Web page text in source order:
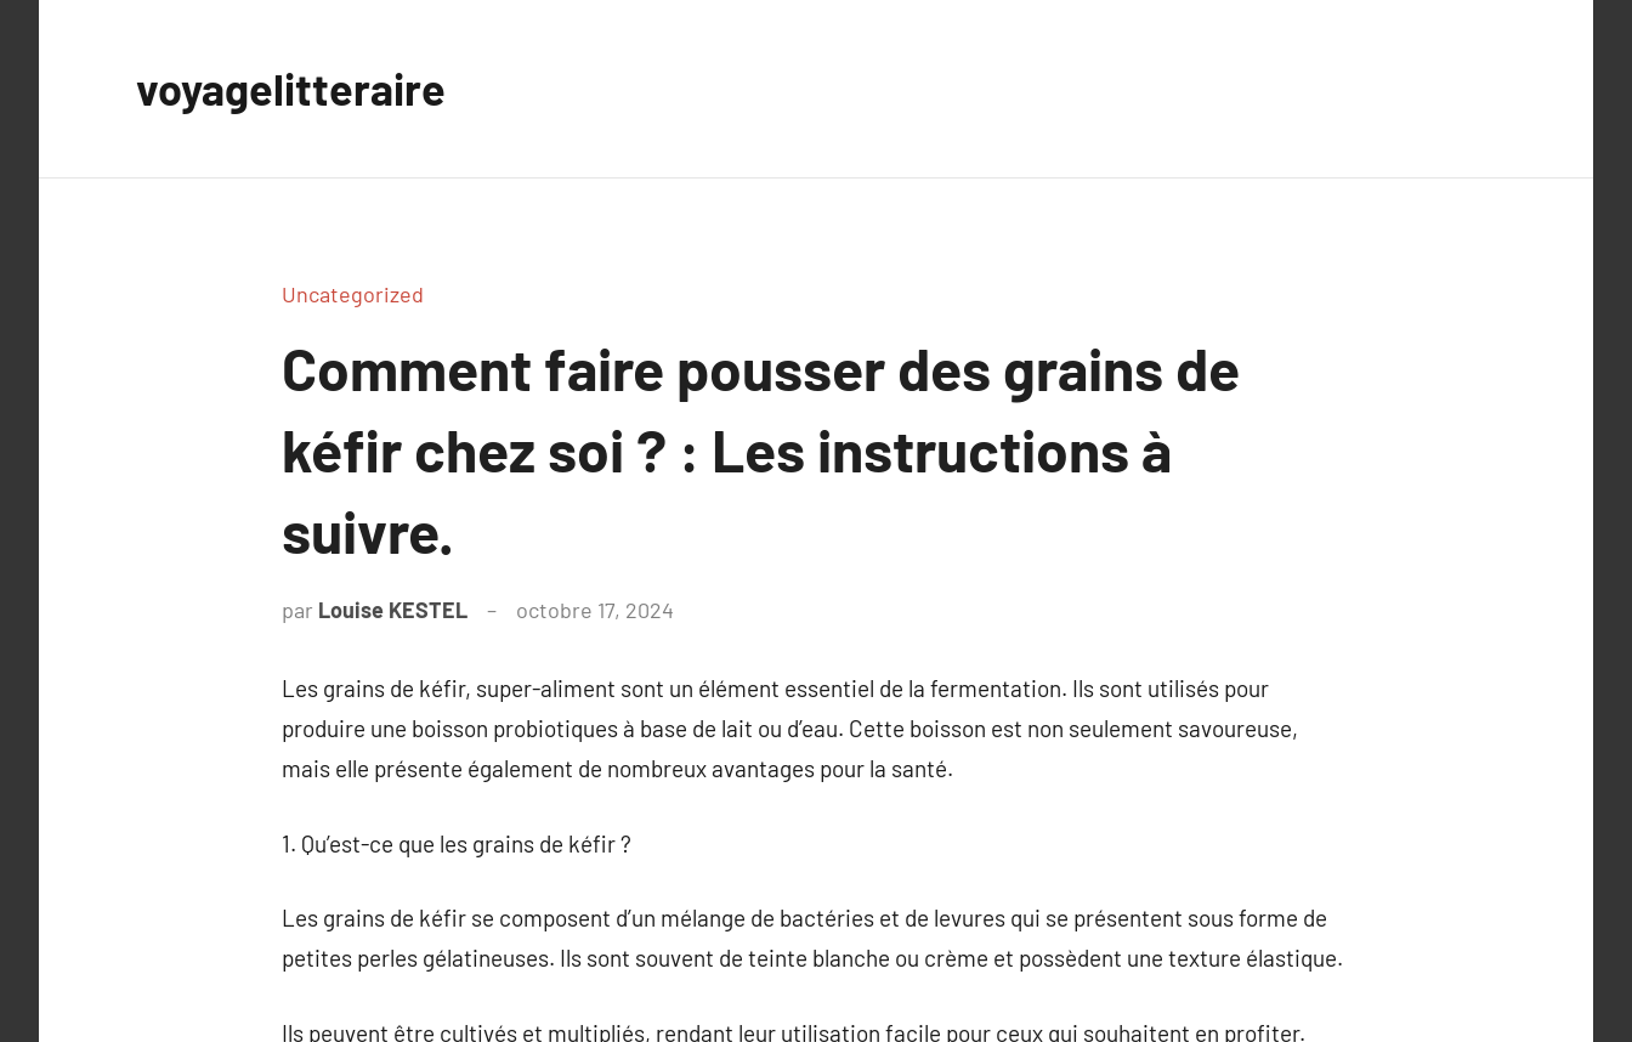
voyagelitteraire
Uncategorized
Comment faire pousser des grains de
kéfir chez soi ? : Les instructions à
suivre.
par Louise KESTEL octobre 17, 2024
Les grains de kéfir, super-aliment sont un élément essentiel de la fermentation. Ils sont utilisés pour
produire une boisson probiotiques à base de lait ou d’eau. Cette boisson est non seulement savoureuse,
mais elle présente également de nombreux avantages pour la santé.
1. Qu’est-ce que les grains de kéfir ?
Les grains de kéfir se composent d’un mélange de bactéries et de levures qui se présentent sous forme de
petites perles gélatineuses. Ils sont souvent de teinte blanche ou crème et possèdent une texture élastique.
Ils peuvent être cultivés et multipliés, rendant leur utilisation facile pour ceux qui souhaitent en profiter.